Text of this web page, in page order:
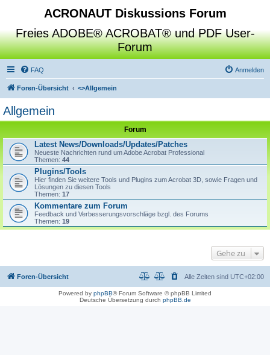
ACRONAUT Diskussions Forum
Freies ADOBE® ACROBAT® und PDF User-
Forum
FAQ Anmelden
Foren-Übersicht <>Allgemein
Allgemein
Forum
Latest News/Downloads/Updates/Patches
Neueste Nachrichten rund um Adobe Acrobat Professional
Themen: 44
Plugins/Tools
Hier finden Sie weitere Tools und Plugins zum Acrobat 3D, sowie Fragen und
Lösungen zu diesen Tools
Themen: 17
Kommentare zum Forum
Feedback und Verbesserungsvorschläge bzgl. des Forums
Themen: 19
Gehe zu
Foren-Übersicht Alle Zeiten sind UTC+02:00
Powered by phpBB® Forum Software © phpBB Limited
Deutsche Übersetzung durch phpBB.de